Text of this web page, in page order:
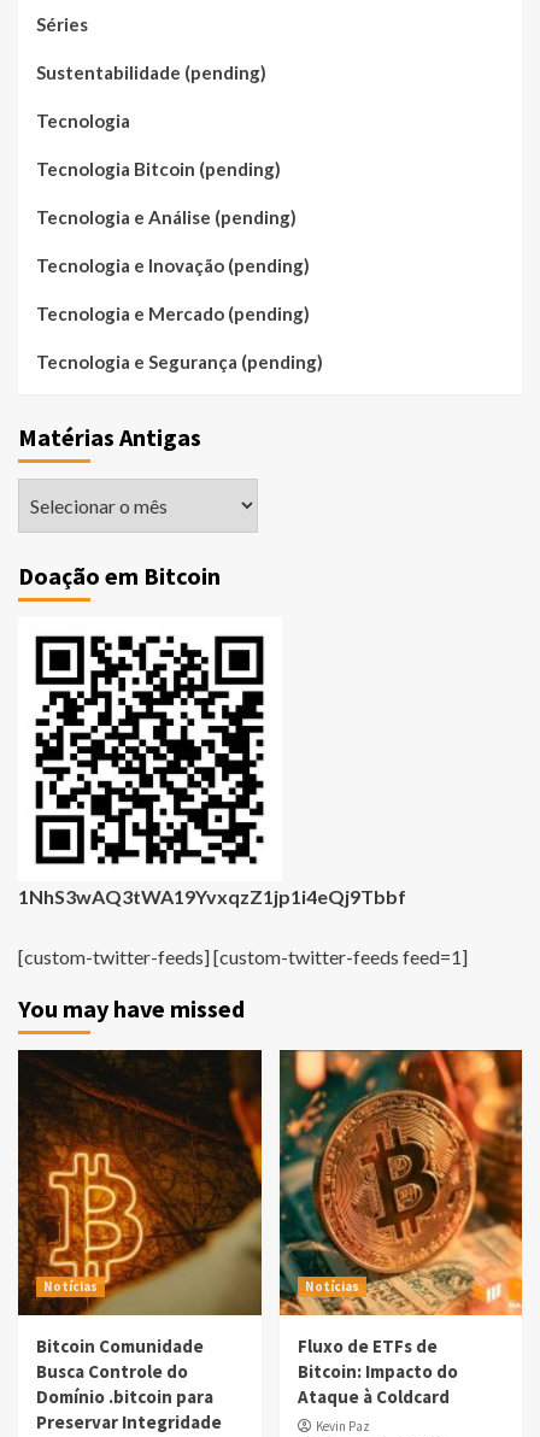
Séries
Sustentabilidade (pending)
Tecnologia
Tecnologia Bitcoin (pending)
Tecnologia e Análise (pending)
Tecnologia e Inovação (pending)
Tecnologia e Mercado (pending)
Tecnologia e Segurança (pending)
Matérias Antigas
Doação em Bitcoin
1NhS3wAQ3tWA19YvxqzZ1jp1i4eQj9Tbbf
[custom-twitter-feeds] [custom-twitter-feeds feed=1]
You may have missed
Notícias
Bitcoin Comunidade
Busca Controle do
Domínio .bitcoin para
Preservar Integridade
Notícias
Fluxo de ETFs de
Bitcoin: Impacto do
Ataque à Coldcard
Kevin Paz